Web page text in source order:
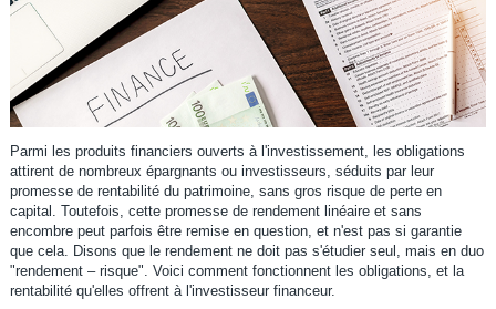
Parmi les produits financiers ouverts à l'investissement, les obligations
attirent de nombreux épargnants ou investisseurs, séduits par leur
promesse de rentabilité du patrimoine, sans gros risque de perte en
capital. Toutefois, cette promesse de rendement linéaire et sans
encombre peut parfois être remise en question, et n'est pas si garantie
que cela. Disons que le rendement ne doit pas s'étudier seul, mais en duo
"rendement – risque". Voici comment fonctionnent les obligations, et la
rentabilité qu'elles offrent à l'investisseur financeur.